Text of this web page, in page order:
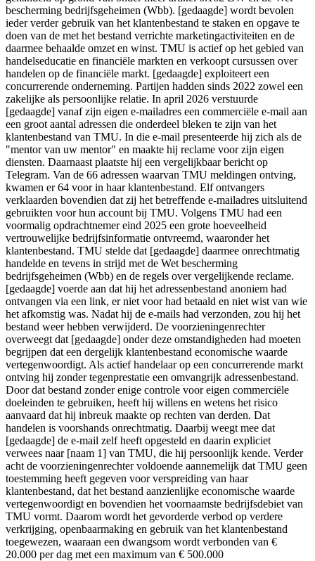
bescherming bedrijfsgeheimen (Wbb). [gedaagde] wordt bevolen
ieder verder gebruik van het klantenbestand te staken en opgave te
doen van de met het bestand verrichte marketingactiviteiten en de
daarmee behaalde omzet en winst. TMU is actief op het gebied van
handelseducatie en financiële markten en verkoopt cursussen over
handelen op de financiële markt. [gedaagde] exploiteert een
concurrerende onderneming. Partijen hadden sinds 2022 zowel een
zakelijke als persoonlijke relatie. In april 2026 verstuurde
[gedaagde] vanaf zijn eigen e-mailadres een commerciële e-mail aan
een groot aantal adressen die onderdeel bleken te zijn van het
klantenbestand van TMU. In die e-mail presenteerde hij zich als de
"mentor van uw mentor" en maakte hij reclame voor zijn eigen
diensten. Daarnaast plaatste hij een vergelijkbaar bericht op
Telegram. Van de 66 adressen waarvan TMU meldingen ontving,
kwamen er 64 voor in haar klantenbestand. Elf ontvangers
verklaarden bovendien dat zij het betreffende e-mailadres uitsluitend
gebruikten voor hun account bij TMU. Volgens TMU had een
voormalig opdrachtnemer eind 2025 een grote hoeveelheid
vertrouwelijke bedrijfsinformatie ontvreemd, waaronder het
klantenbestand. TMU stelde dat [gedaagde] daarmee onrechtmatig
handelde en tevens in strijd met de Wet bescherming
bedrijfsgeheimen (Wbb) en de regels over vergelijkende reclame.
[gedaagde] voerde aan dat hij het adressenbestand anoniem had
ontvangen via een link, er niet voor had betaald en niet wist van wie
het afkomstig was. Nadat hij de e-mails had verzonden, zou hij het
bestand weer hebben verwijderd. De voorzieningenrechter
overweegt dat [gedaagde] onder deze omstandigheden had moeten
begrijpen dat een dergelijk klantenbestand economische waarde
vertegenwoordigt. Als actief handelaar op een concurrerende markt
ontving hij zonder tegenprestatie een omvangrijk adressenbestand.
Door dat bestand zonder enige controle voor eigen commerciële
doeleinden te gebruiken, heeft hij willens en wetens het risico
aanvaard dat hij inbreuk maakte op rechten van derden. Dat
handelen is voorshands onrechtmatig. Daarbij weegt mee dat
[gedaagde] de e-mail zelf heeft opgesteld en daarin expliciet
verwees naar [naam 1] van TMU, die hij persoonlijk kende. Verder
acht de voorzieningenrechter voldoende aannemelijk dat TMU geen
toestemming heeft gegeven voor verspreiding van haar
klantenbestand, dat het bestand aanzienlijke economische waarde
vertegenwoordigt en bovendien het voornaamste bedrijfsdebiet van
TMU vormt. Daarom wordt het gevorderde verbod op verdere
verkrijging, openbaarmaking en gebruik van het klantenbestand
toegewezen, waaraan een dwangsom wordt verbonden van €
20.000 per dag met een maximum van € 500.000